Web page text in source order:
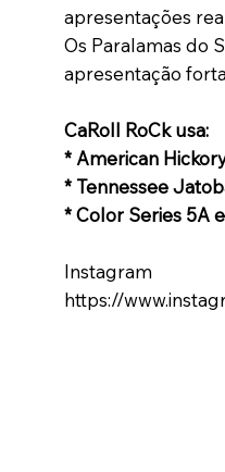
apresentações
Os Paralamas do
apresentação
CaRoll RoCk usa:
* American
* Tennessee
* Color Series 5A
Instagram
https://